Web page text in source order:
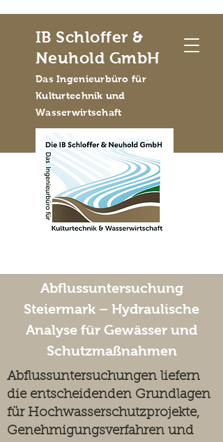
IB Schloffer &
Neuhold GmbH
Das Ingenieurbüro für
Kulturtechnik und
Wasserwirtschaft
Abflussuntersuchung
Steiermark – Hydraulische
Analyse für Gewässer und
Schutzmaßnahmen
Abflussuntersuchungen liefern
die entscheidenden Grundlagen
für Hochwasserschutzprojekte,
Genehmigungsverfahren und